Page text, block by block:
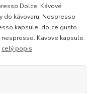
Dolce. Kávové
do kávovaru. Nespresso
kapsule .dolce gusto
Kavove kapsule.
celý popis